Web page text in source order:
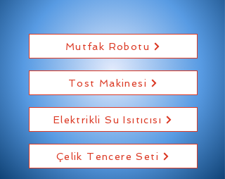
Mutfak Robotu
Tost Makinesi
Elektrikli Su Isıtıcısı
Çelik Tencere Seti